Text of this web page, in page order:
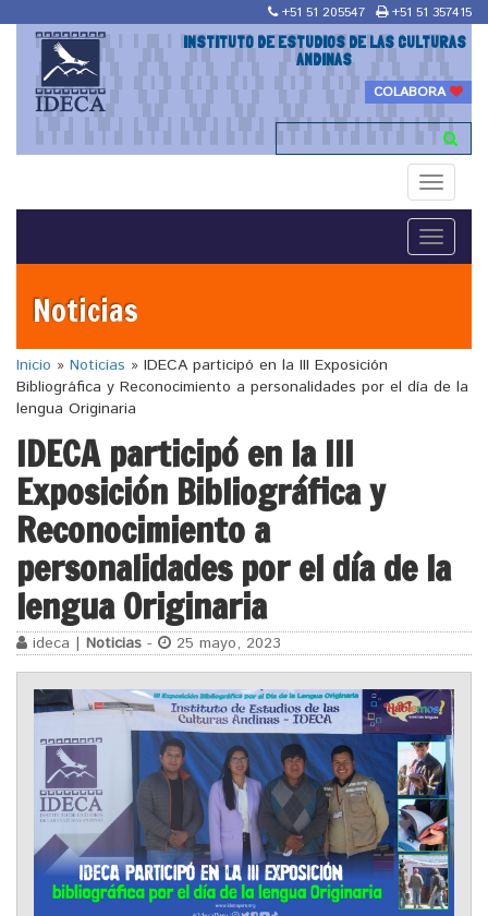
+51 51 205547 +51 51 357415
INSTITUTO DE ESTUDIOS DE LAS CULTURAS
ANDINAS
COLABORA
Toggle
Toggle
Noticias
Inicio » Noticias » IDECA participó en la III Exposición
Bibliográfica y Reconocimiento a personalidades por el día de la
lengua Originaria
IDECA participó en la III
Exposición Bibliográfica y
Reconocimiento a
personalidades por el día de la
lengua Originaria
ideca | Noticias - 25 mayo, 2023